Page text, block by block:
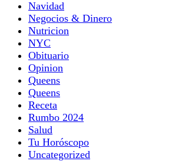
Navidad
Negocios & Dinero
Nutricion
NYC
Obituario
Opinion
Queens
Queens
Receta
Rumbo 2024
Salud
Tu Horóscopo
Uncategorized